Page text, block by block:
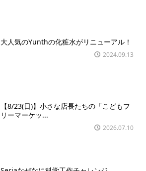
大人気のYunthの化粧水がリニューアル！
2024.09.13
【8/23(日)】小さな店長たちの「こどもフ
リーマーケッ...
2026.07.10